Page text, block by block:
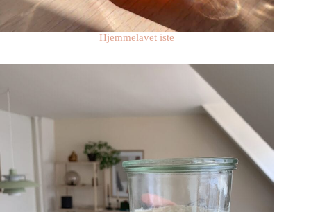
Hjemmelavet iste